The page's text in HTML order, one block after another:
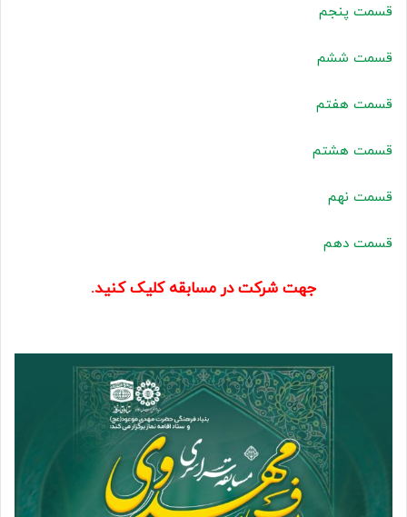
قسمت پنجم
قسمت ششم
قسمت هفتم
قسمت هشتم
قسمت نهم
قسمت دهم
جهت شرکت در مسابقه کلیک کنید.